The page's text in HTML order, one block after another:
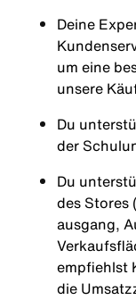
Deine
um eine
unsere
Du
der
Du
des Stores
ausgang,
empfiehlst
die